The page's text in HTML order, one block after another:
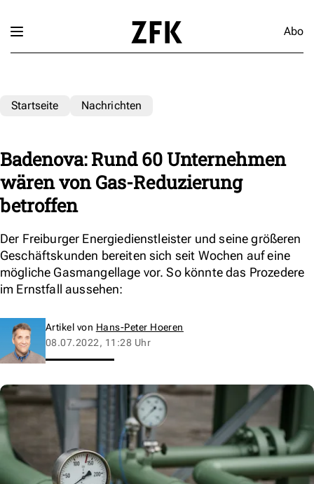
Abo
Startseite Nachrichten
Badenova: Rund 60 Unternehmen
wären von Gas-Reduzierung
betroffen
Der Freiburger Energiedienstleister und seine größeren
Geschäftskunden bereiten sich seit Wochen auf eine
mögliche Gasmangellage vor. So könnte das Prozedere
im Ernstfall aussehen:
Artikel von Hans-Peter Hoeren
08.07.2022, 11:28 Uhr